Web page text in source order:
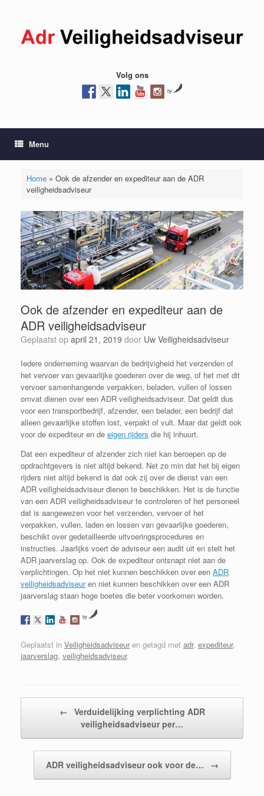
inhoud
Volg ons
by
Menu
Home» Ook de afzender en expediteur aan de ADR
veiligheidsadviseur
Ook de afzender en expediteur aan de
ADR veiligheidsadviseur
Geplaatst op april 21, 2019 door Uw Veiligheidsadviseur
Iedere onderneming waarvan de bedrijvigheid het verzenden of
het vervoer van gevaarlijke goederen over de weg, of het met dit
vervoer samenhangende verpakken, beladen, vullen of lossen
omvat dienen over een ADR veiligheidsadviseur. Dat geldt dus
voor een transportbedrijf, afzender, een belader, een bedrijf dat
alleen gevaarlijke stoffen lost, verpakt of vult. Maar dat geldt ook
voor de expediteur en de eigen rijders die hij inhuurt.
Dat een expediteur of afzender zich niet kan beroepen op de
opdrachtgevers is niet altijd bekend. Net zo min dat het bij eigen
rijders niet altijd bekend is dat ook zij over de dienst van een
ADR veiligheidsadviseur dienen te beschikken. Het is de functie
van een ADR veiligheidsadviseur te controleren of het personeel
dat is aangewezen voor het verzenden, vervoer of het
verpakken, vullen, laden en lossen van gevaarlijke goederen,
beschikt over gedetailleerde uitvoeringsprocedures en
instructies. Jaarlijks voert de adviseur een audit uit en stelt het
ADR jaarverslag op. Ook de expediteur ontsnapt niet aan de
verplichtingen. Op het niet kunnen beschikken over een ADR
veiligheidsadviseuren niet kunnen beschikken over een ADR
jaarverslag staan hoge boetes die beter voorkomen worden.
by
Geplaatst in Veiligheidsadviseur en getagd met adr, expediteur,
jaarverslag, veiligheidsadviseur.
← Verduidelijking verplichting ADR
veiligheidsadviseur per…
ADR veiligheidsadviseur ook voor de… →